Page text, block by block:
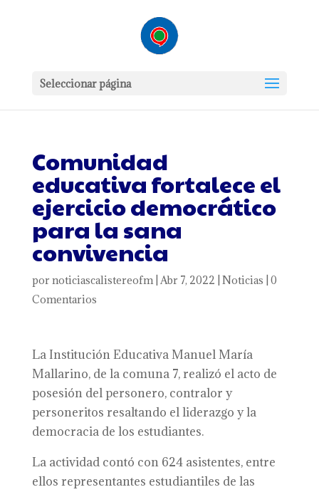
Seleccionar página
Comunidad
educativa fortalece el
ejercicio democrático
para la sana
convivencia
por noticiascalistereofm| Abr 7, 2022 Noticias 0
Comentarios
La Institución Educativa Manuel María
Mallarino, de la comuna 7, realizó el acto de
posesión del personero, contralor y
personeritos resaltando el liderazgo y la
democracia de los estudiantes.
La actividad contó con 624 asistentes, entre
ellos representantes estudiantiles de las